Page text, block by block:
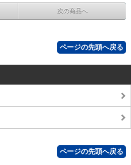
次の商品へ
ページの先頭へ戻る
ページの先頭へ戻る